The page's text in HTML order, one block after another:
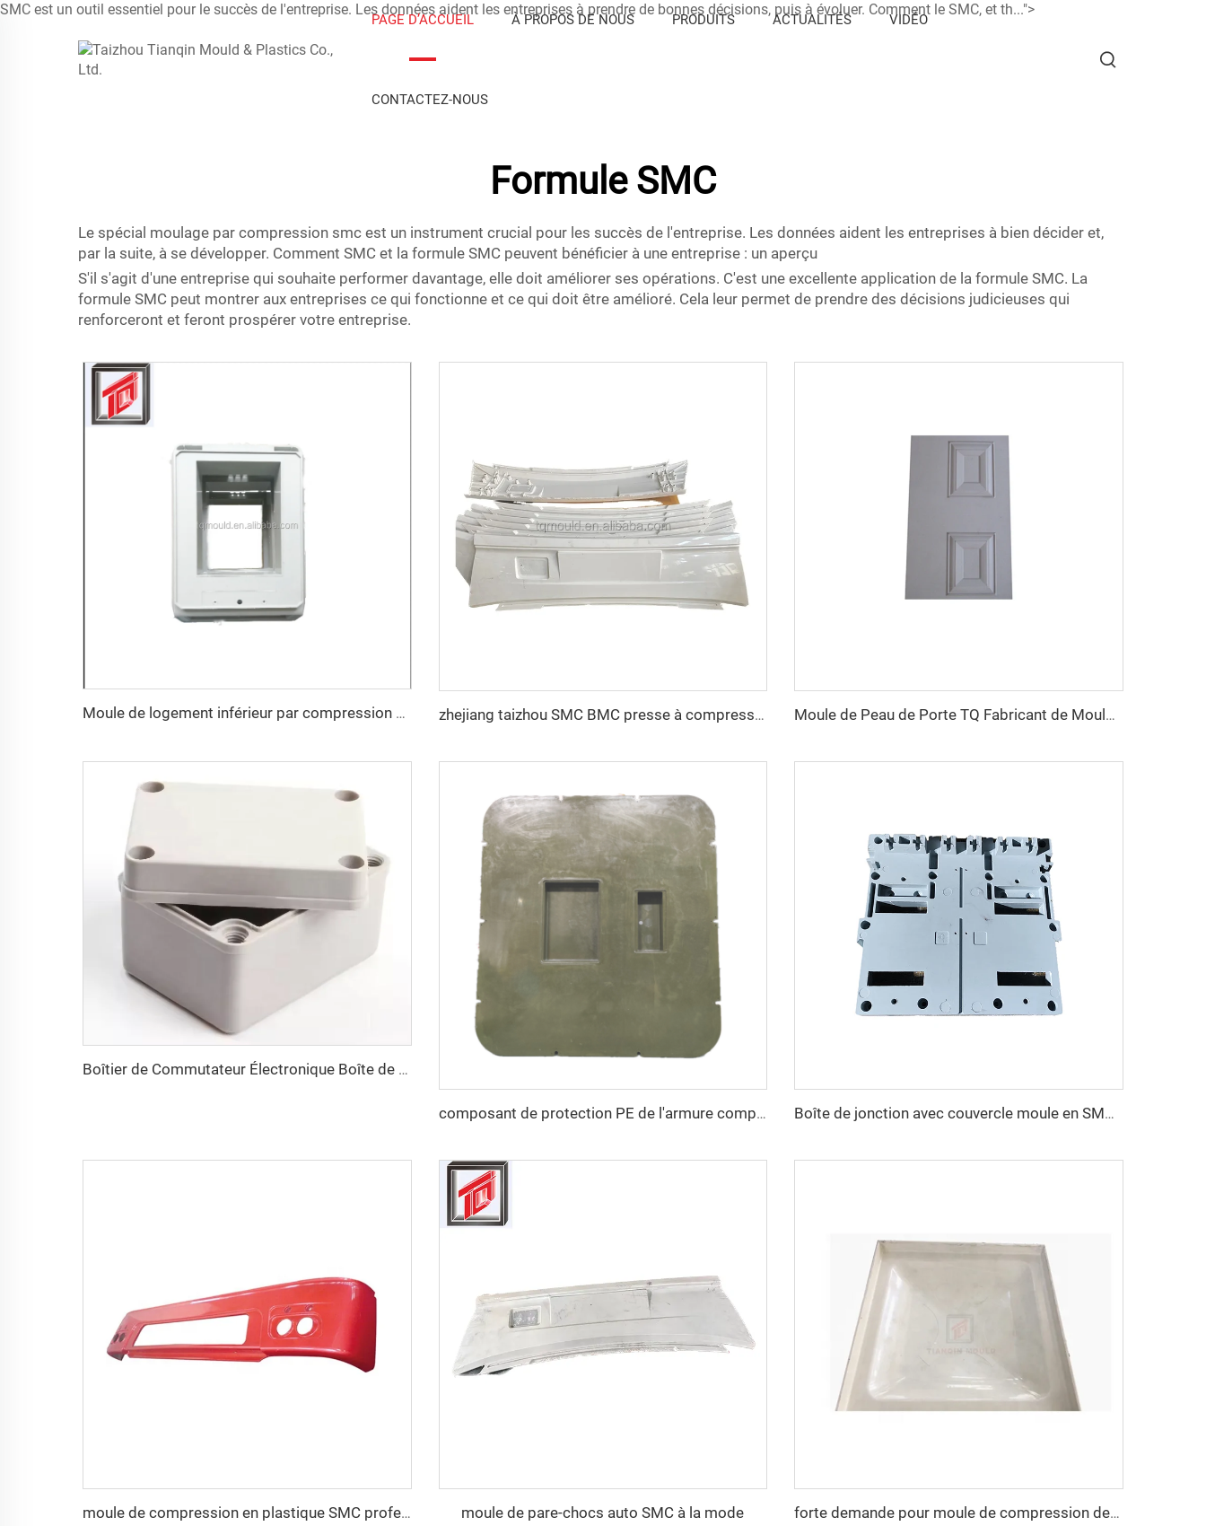
SMC est un outil essentiel pour le succès de l'entreprise. Les données aident les entreprises à prendre de bonnes décisions, puis à évoluer. Comment le SMC, et th...">
PAGE D’ACCUEIL À PROPOS DE NOUS PRODUITS ACTUALITÉS VIDÉO
CONTACTEZ-NOUS
Formule SMC
Le spécial moulage par compression smc est un instrument crucial pour les succès de l'entreprise. Les données aident les entreprises à bien décider et,
par la suite, à se développer. Comment SMC et la formule SMC peuvent bénéficier à une entreprise : un aperçu
S'il s'agit d'une entreprise qui souhaite performer davantage, elle doit améliorer ses opérations. C'est une excellente application de la formule SMC. La
formule SMC peut montrer aux entreprises ce qui fonctionne et ce qui doit être amélioré. Cela leur permet de prendre des décisions judicieuses qui
renforceront et feront prospérer votre entreprise.
Moule de logement inférieur par compression SMC zhejiang taizhou SMC BMC presse à compression matrices progressives Matricage outillage pour outillage de pièces automobiles Moule de Peau de Porte TQ Fabricant de Moules Chine Taizhou Moulage par Compression SMC/BMC
Boîtier de Commutateur Électronique Boîte de Jonction Électrique Boîte de Mould SMC BMC Taizhou Town
composant de protection PE de l'armure composite couvercle smc moule à plaque plastique moule de compression ville des moules Taizhou Boîte de jonction avec couvercle moule en SMC Moule de compression Boîte d'interrupteur Fabrique de moules Huangyan TQ
moule de compression en plastique SMC professionnel pour pare-chocs automobile moule de pare-chocs auto SMC à la mode forte demande pour moule de compression de panneau de réservoir d'eau SMC